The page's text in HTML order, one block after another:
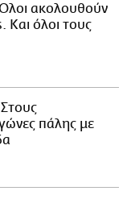
ακολουθούν
Και όλοι τους
πάλης με